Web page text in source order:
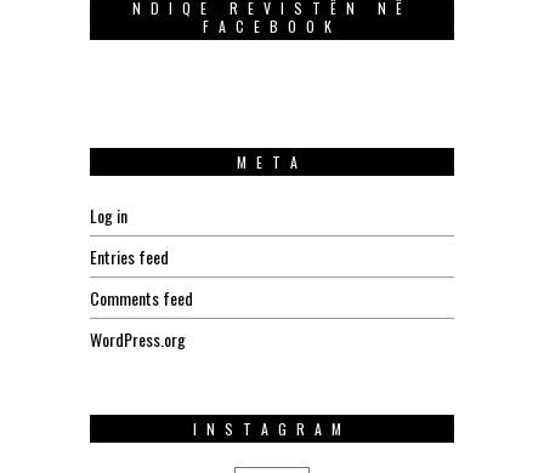
NDIQE REVISTËN NË
FACEBOOK
META
Log in
Entries feed
Comments feed
WordPress.org
INSTAGRAM